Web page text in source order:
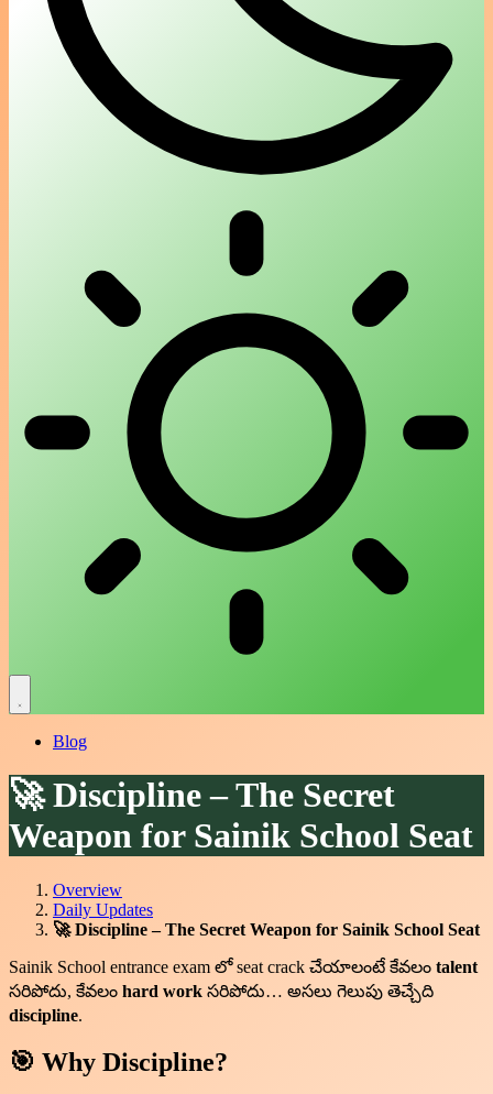
Blog
🚀 Discipline – The Secret
Weapon for Sainik School Seat
Overview
Daily Updates
🚀 Discipline – The Secret Weapon for Sainik School Seat
Sainik School entrance exam లో seat crack చేయాలంటే కేవలం talent
సరిపోదు, కేవలం hard work సరిపోదు… అసలు గెలుపు తెచ్చేది
discipline.
🎯 Why Discipline?